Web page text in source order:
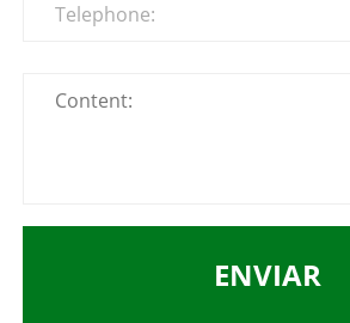
ENVIAR